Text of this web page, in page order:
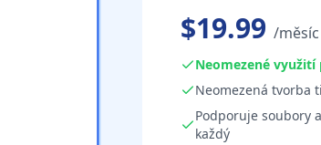
$19.99 /měsíc
Neomezené využití
Neomezená tvorba
Podporuje soubory
každý